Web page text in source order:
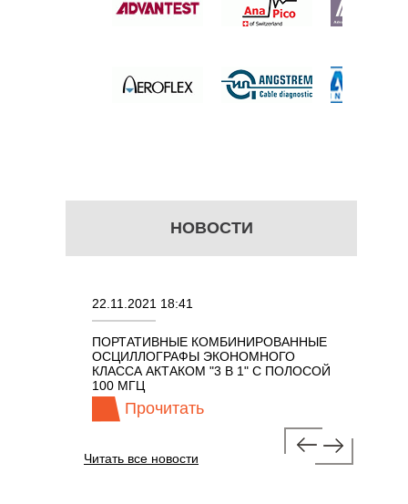
НОВОСТИ
22.11.2021 18:41
ПОРТАТИВНЫЕ КОМБИНИРОВАННЫЕ
ОСЦИЛЛОГРАФЫ ЭКОНОМНОГО
КЛАССА АКТАКОМ "3 В 1" С ПОЛОСОЙ
100 МГЦ
Прочитать
Читать все новости